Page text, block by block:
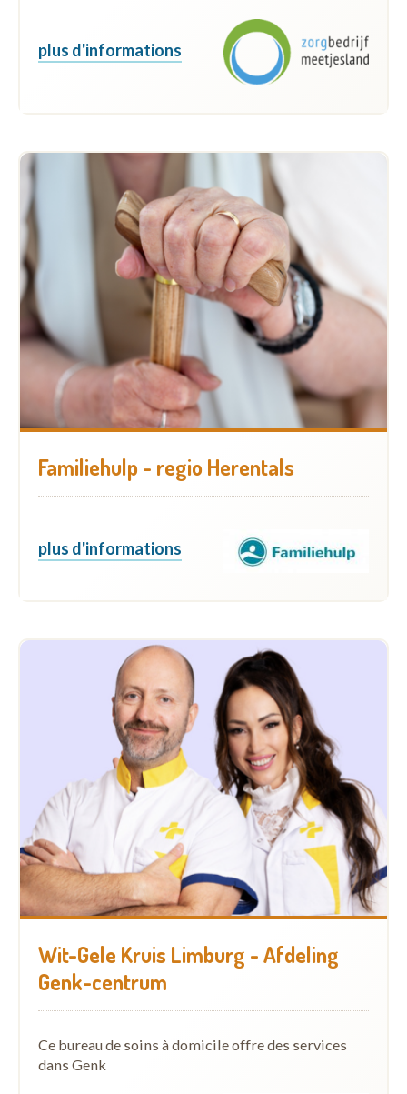
plus d'informations
Familiehulp - regio Herentals
plus d'informations
Wit-Gele Kruis Limburg - Afdeling
Genk-centrum
Ce bureau de soins à domicile offre des services
dans Genk